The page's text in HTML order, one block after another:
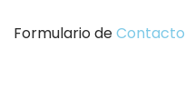
Formulario deContacto